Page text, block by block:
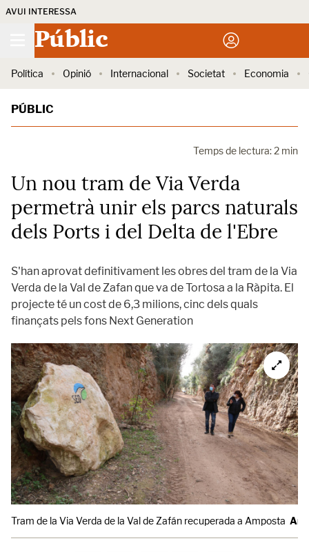
AVUI INTERESSA
Públic
Política Opinió Internacional Societat Economia
PÚBLIC
Temps de lectura: 2 min
Un nou tram de Via Verda
permetrà unir els parcs naturals
dels Ports i del Delta de l'Ebre
S'han aprovat definitivament les obres del tram de la Via
Verda de la Val de Zafan que va de Tortosa a la Ràpita. El
projecte té un cost de 6,3 milions, cinc dels quals
finançats pels fons Next Generation
Tram de la Via Verda de la Val de Zafán recuperada a Amposta